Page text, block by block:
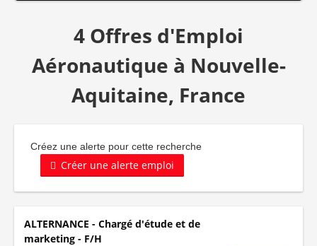
4 Offres d'Emploi
Aéronautique à Nouvelle-
Aquitaine, France
Créez une alerte pour cette recherche
Créer une alerte emploi
ALTERNANCE - Chargé d'étude et de
marketing - F/H